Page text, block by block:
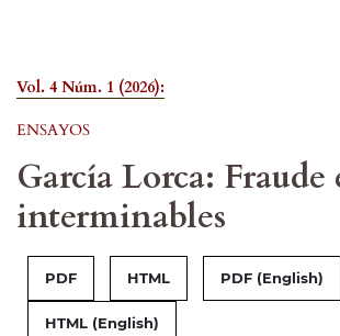
Vol. 4 Núm. 1 (2026):
ENSAYOS
García Lorca:
interminables
PDF HTML PDF (English)
HTML (English)